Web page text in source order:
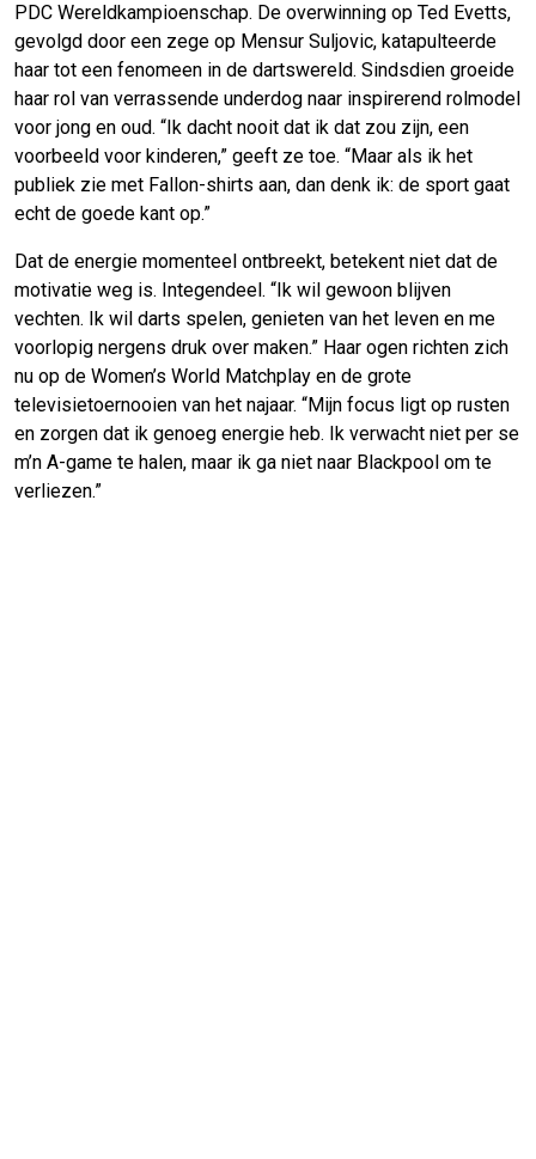
PDC Wereldkampioenschap. De overwinning op Ted Evetts,
gevolgd door een zege op Mensur Suljovic, katapulteerde
haar tot een fenomeen in de dartswereld. Sindsdien groeide
haar rol van verrassende underdog naar inspirerend rolmodel
voor jong en oud. “Ik dacht nooit dat ik dat zou zijn, een
voorbeeld voor kinderen,” geeft ze toe. “Maar als ik het
publiek zie met Fallon-shirts aan, dan denk ik: de sport gaat
echt de goede kant op.”
Dat de energie momenteel ontbreekt, betekent niet dat de
motivatie weg is. Integendeel. “Ik wil gewoon blijven
vechten. Ik wil darts spelen, genieten van het leven en me
voorlopig nergens druk over maken.” Haar ogen richten zich
nu op de Women’s World Matchplay en de grote
televisietoernooien van het najaar. “Mijn focus ligt op rusten
en zorgen dat ik genoeg energie heb. Ik verwacht niet per se
m’n A-game te halen, maar ik ga niet naar Blackpool om te
verliezen.”